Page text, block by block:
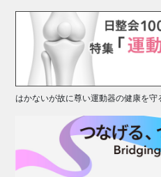
はかないが故に尊い運動器の健康を守